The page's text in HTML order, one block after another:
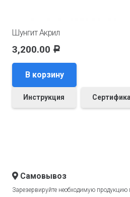
Шунгит Акрил
3,200.00 Р
В корзину
Инструкция
Самовывоз
Зарезервируйте необходимую